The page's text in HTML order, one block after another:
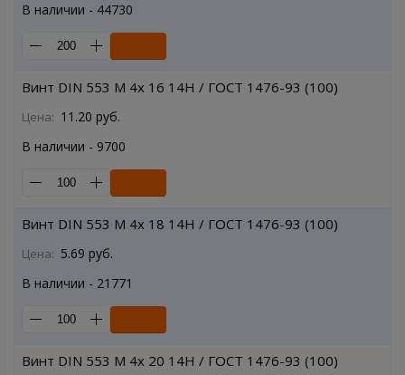
В наличии - 44730
Винт DIN 553 M 4x 16 14H / ГОСТ 1476-93 (100)
Цена: 11.20 руб.
В наличии - 9700
Винт DIN 553 M 4x 18 14H / ГОСТ 1476-93 (100)
Цена: 5.69 руб.
В наличии - 21771
Винт DIN 553 M 4x 20 14H / ГОСТ 1476-93 (100)